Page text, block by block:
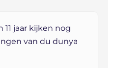
11 jaar kijken nog
van du dunya